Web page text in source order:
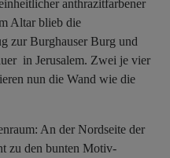
anthrazitfarbener
Altar blieb die
zur Burghauser Burg und
in Jerusalem. Zwei je vier
nun die Wand wie die
An der Nordseite der
zu den bunten Motiv-